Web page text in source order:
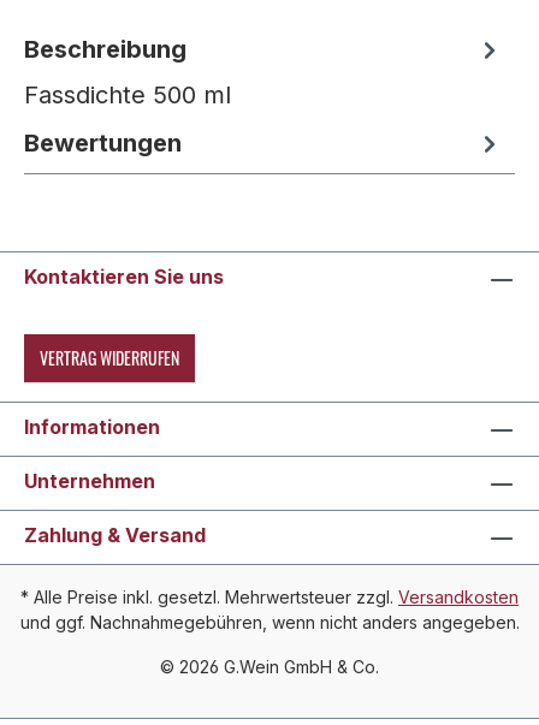
Beschreibung
Fassdichte 500 ml
Bewertungen
Kontaktieren Sie uns
VERTRAG WIDERRUFEN
Informationen
Unternehmen
Zahlung & Versand
* Alle Preise inkl. gesetzl. Mehrwertsteuer zzgl. Versandkosten
und ggf. Nachnahmegebühren, wenn nicht anders angegeben.
© 2026 G.Wein GmbH & Co.